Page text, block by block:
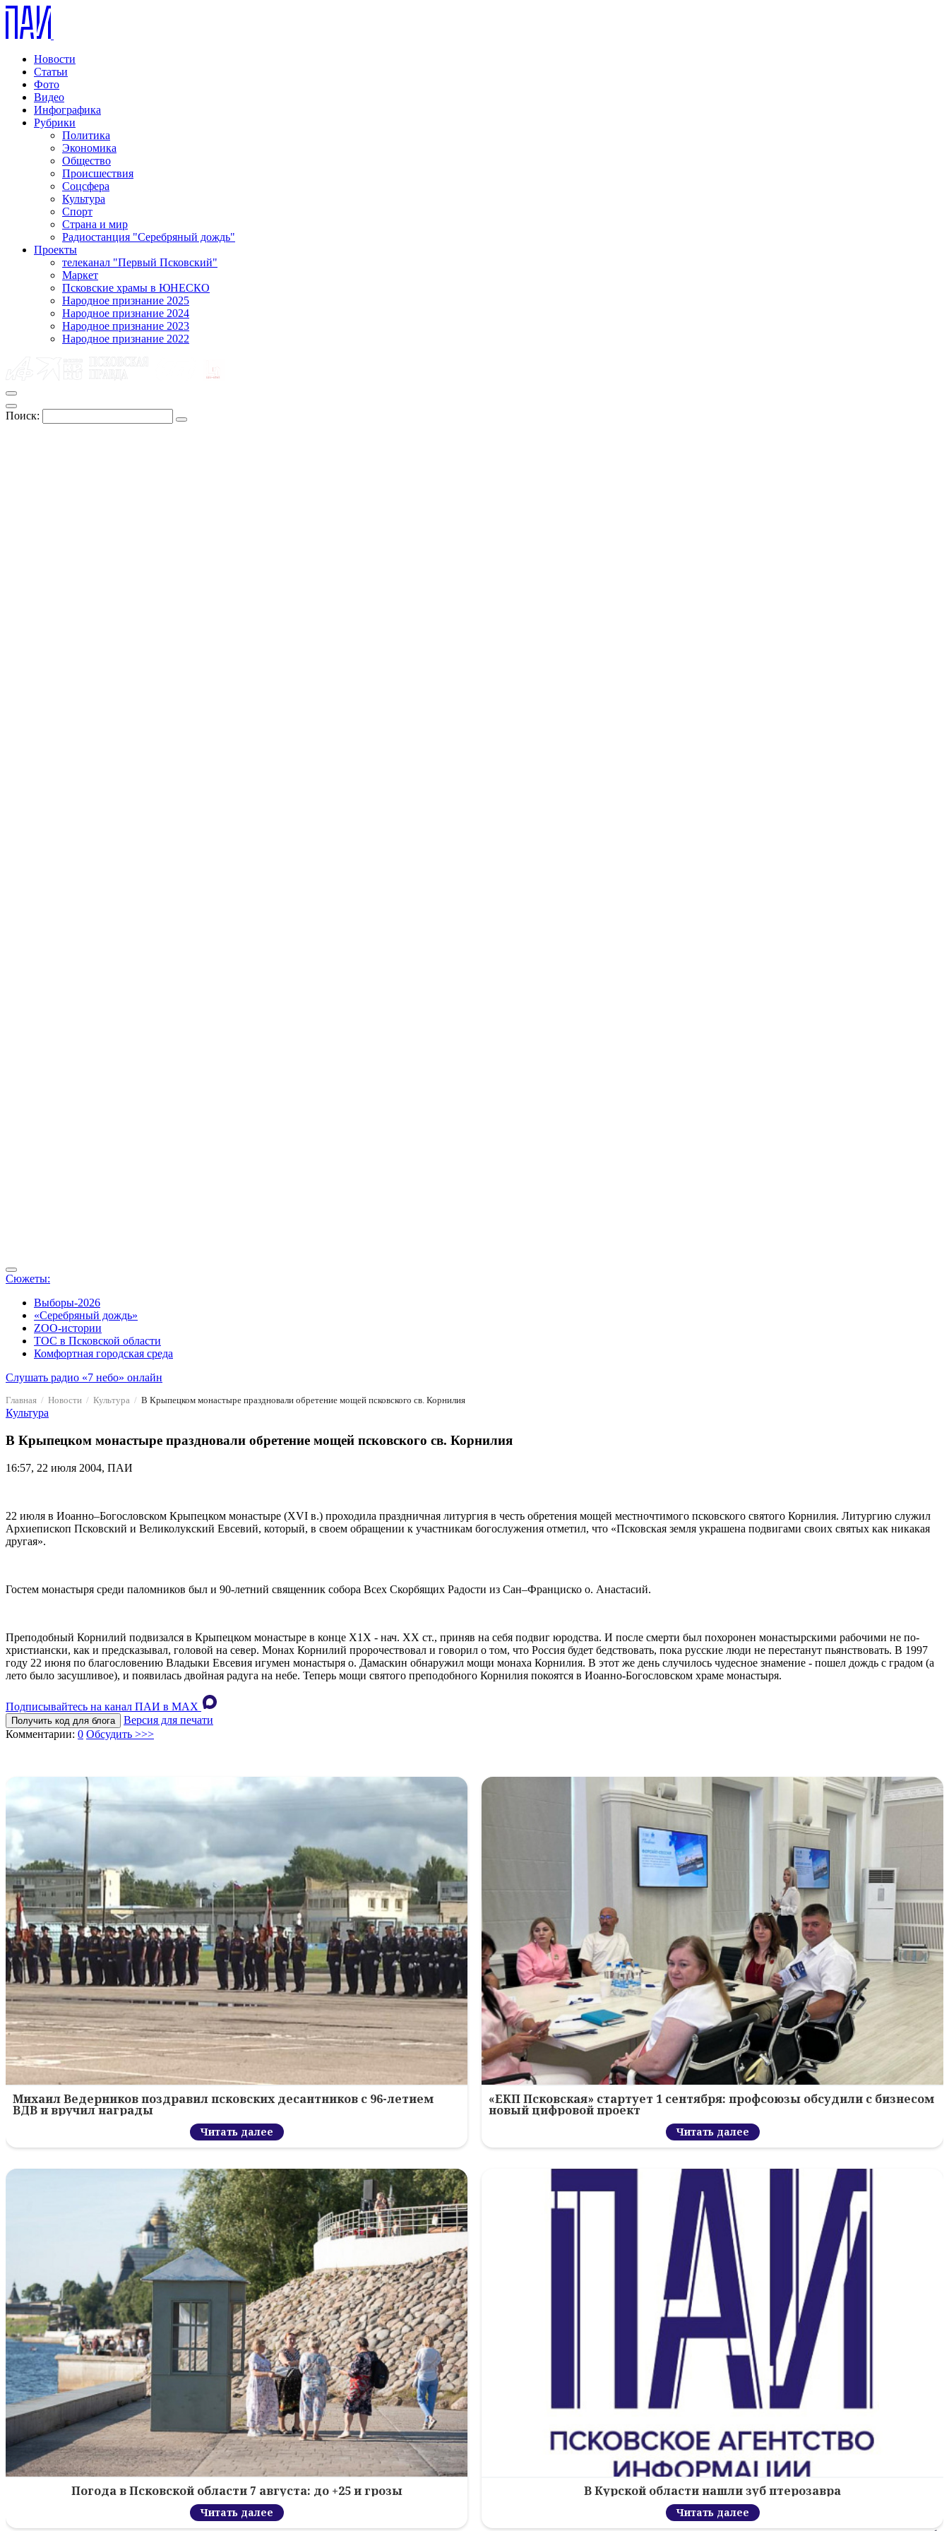
Новости
Статьи
Фото
Видео
Инфографика
Рубрики
Политика
Экономика
Общество
Происшествия
Соцсфера
Культура
Спорт
Страна и мир
Радиостанция "Серебряный дождь"
Проекты
телеканал "Первый Псковский"
Маркет
Псковские храмы в ЮНЕСКО
Народное признание 2025
Народное признание 2024
Народное признание 2023
Народное признание 2022
Поиск:
Сюжеты:
Выборы-2026
«Серебряный дождь»
ZOO-истории
ТОС в Псковской области
Комфортная городская среда
Слушать радио «7 небо» онлайн
Главная Новости Культура В Крыпецком монастыре праздновали обретение мощей псковского св. Корнилия
Культура
В Крыпецком монастыре праздновали обретение мощей псковского св. Корнилия
16:57, 22 июля 2004, ПАИ
22 июля в Иоанно–Богословском Крыпецком монастыре (ХVI в.) проходила праздничная литургия в честь обретения мощей местночтимого псковского святого Корнилия. Литургию служил
Архиепископ Псковский и Великолукский Евсевий, который, в своем обращении к участникам богослужения отметил, что «Псковская земля украшена подвигами своих святых как никакая
другая».
Гостем монастыря среди паломников был и 90-летний священник собора Всех Скорбящих Радости из Сан–Франциско о. Анастасий.
Преподобный Корнилий подвизался в Крыпецком монастыре в конце Х1Х - нач. ХХ ст., приняв на себя подвиг юродства. И после смерти был похоронен монастырскими рабочими не по-
христиански, как и предсказывал, головой на север. Монах Корнилий пророчествовал и говорил о том, что Россия будет бедствовать, пока русские люди не перестанут пьянствовать. В 1997
году 22 июня по благословению Владыки Евсевия игумен монастыря о. Дамаскин обнаружил мощи монаха Корнилия. В этот же день случилось чудесное знамение - пошел дождь с градом (а
лето было засушливое), и появилась двойная радуга на небе. Теперь мощи святого преподобного Корнилия покоятся в Иоанно-Богословском храме монастыря.
Подписывайтесь на канал ПАИ в MAХ
Получить код для блога
Версия для печати
Комментарии: 0 Обсудить >>>
Михаил Ведерников поздравил псковских десантников с 96-летием
ВДВ и вручил награды
Читать далее
«ЕКП Псковская» стартует 1 сентября: профсоюзы обсудили с бизнесом
новый цифровой проект
Читать далее
Погода в Псковской области 7 августа: до +25 и грозы
Читать далее
В Курской области нашли зуб птерозавра
Читать далее